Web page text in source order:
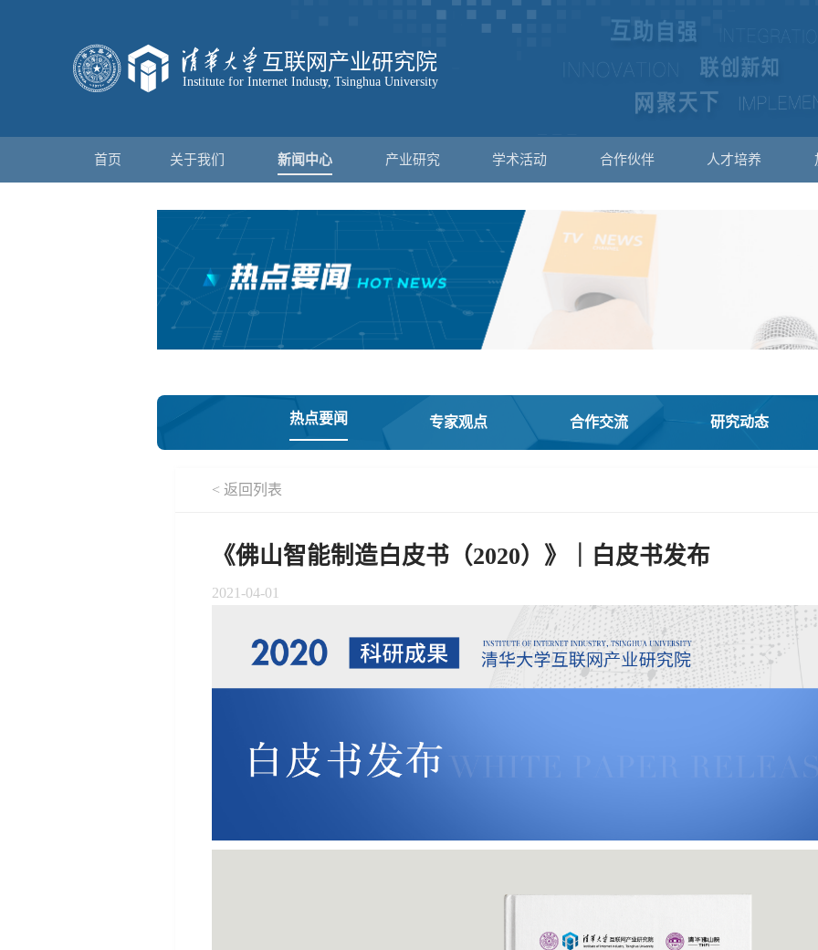
首页 关于我们 新闻中心 产业研究 学术活动 合作伙伴 人才培养
热点要闻 专家观点 合作交流 研究动态
< 返回列表
《佛山智能制造白皮书（2020）》｜白皮书发布
2021-04-01